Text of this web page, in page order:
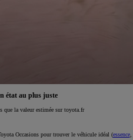
état au plus juste
que la valeur estimée sur toyota.fr
Occasions pour trouver le véhicule idéal (essence,